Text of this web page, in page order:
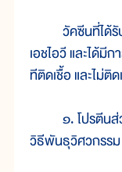
วัคซีนที่ได้รับ
เอชไอวี และได้มี
ทีติดเชื้อ และไม่ติ
๑. โปรตีนส่ว
วิธีพันธุวิศวกรรม